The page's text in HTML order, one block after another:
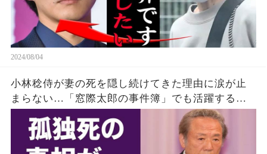
2024/08/04
小林稔侍が妻の死を隠し続けてきた理由に涙が止
まらない…「窓際太郎の事件簿」でも活躍する俳
優の死ぬまで慕い続けた高倉健が10年後にやっと
明かした不満に一同驚愕！